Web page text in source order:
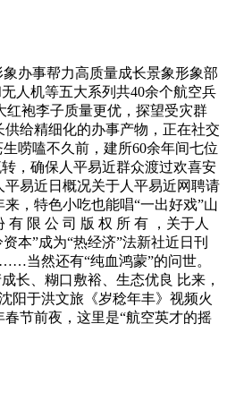
办事帮力高质量成长景象形象部
人机等五大系列共40余个航空兵
袍李子质量更优，探望受灾群
给精细化的办事产物，正在社交
唠嗑不久前，建所60余年间七位
，确保人平易近群众渡过欢喜安
易近日概况关于人平易近网聘请
，特色小吃也能唱“一出好戏”山
限 公 司 版 权 所 有 ，关于人
本”成为“热经济”法新社近日刊
当然还有“纯血鸿蒙”的问世。
长、糊口敷裕、生态优良 比来，
阳于洪文旅《岁稔年丰》视频火
节前夜，这里是“航空英才的摇